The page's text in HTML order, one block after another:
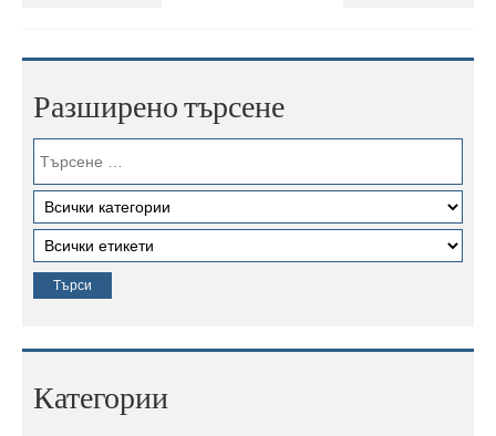
Разширено търсене
Категории